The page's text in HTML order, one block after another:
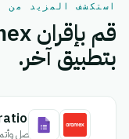
استكشف المزيد من
بتطبيق آخر.
اتصل